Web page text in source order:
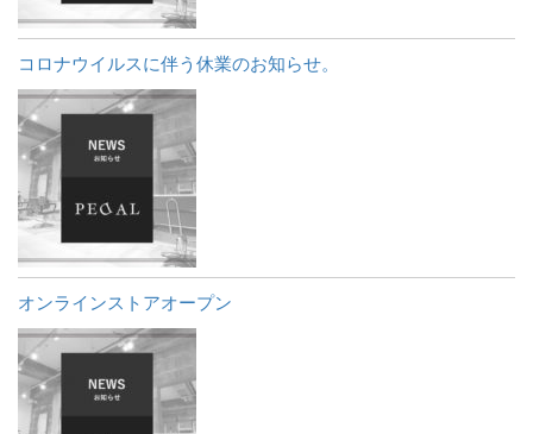
コロナウイルスに伴う休業のお知らせ。
オンラインストアオープン